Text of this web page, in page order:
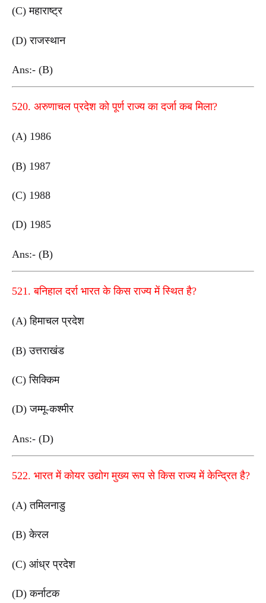
(C) महाराष्ट्र
(D) राजस्थान
Ans:- (B)
520. अरुणाचल प्रदेश को पूर्ण राज्य का दर्जा कब मिला?
(A) 1986
(B) 1987
(C) 1988
(D) 1985
Ans:- (B)
521. बनिहाल दर्रा भारत के किस राज्य में स्थित है?
(A) हिमाचल प्रदेश
(B) उत्तराखंड
(C) सिक्किम
(D) जम्मू-कश्मीर
Ans:- (D)
522. भारत में कोयर उद्योग मुख्य रूप से किस राज्य में केन्द्रित है?
(A) तमिलनाडु
(B) केरल
(C) आंध्र प्रदेश
(D) कर्नाटक